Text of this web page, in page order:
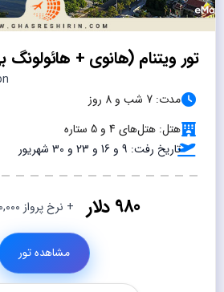
980 دلار + نرخ پرواز 90,000,000 تومان
مشاهده تور
تور ویتنام (هانوی +
مدت: 7 شب و 8 روز
هتل: هتل‌های 4 و 5 ستاره
تاریخ رفت: 9 و 16 و 23 و 30 شهریور